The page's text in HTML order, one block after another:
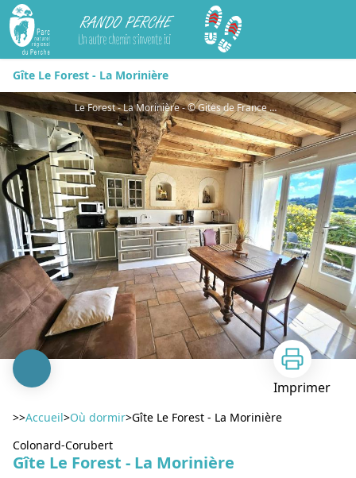
Rando Perche
Gîte Le Forest - La Morinière
Le Forest - La Morinière - © Gites de France Orne
Imprimer
>>Accueil>Où dormir>Gîte Le Forest - La Morinière
Colonard-Corubert
Gîte Le Forest - La Morinière